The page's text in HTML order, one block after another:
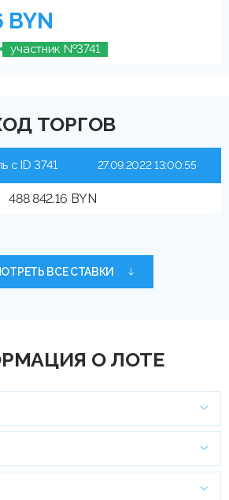
BYN
участник №3741
ТОРГОВ
с ID 3741
488 842.16 BYN
27.09.2022 13:00:55
ВСЕ СТАВКИ
О ЛОТЕ